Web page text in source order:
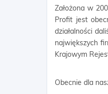
Założona w
Profit jest
działalności
największych
Krajowym
Obecnie dla